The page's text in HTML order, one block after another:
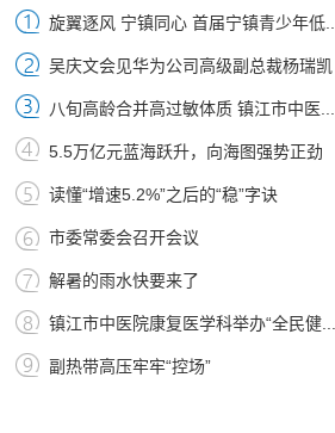
旋翼逐风 宁镇同心 首届宁镇青少年低...
吴庆文会见华为公司高级副总裁杨瑞凯
八旬高龄合并高过敏体质 镇江市中医...
5.5万亿元蓝海跃升，向海图强势正劲
读懂“增速5.2%”之后的“稳”字诀
市委常委会召开会议
解暑的雨水快要来了
镇江市中医院康复医学科举办“全民健...
副热带高压牢牢“控场”